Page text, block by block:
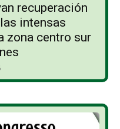
recuperación
intensas
zona centro sur